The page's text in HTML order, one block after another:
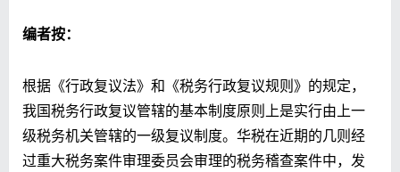
编者按：
根据《行政复议法》和《税务行政复议规则》的规定，
我国税务行政复议管辖的基本制度原则上是实行由上一
级税务机关管辖的一级复议制度。华税在近期的几则经
过重大税务案件审理委员会审理的税务稽查案件中，发